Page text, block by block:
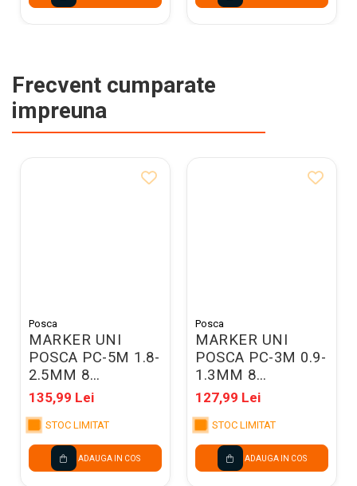
Frecvent cumparate
impreuna
Posca
MARKER UNI
POSCA PC-5M 1.8-
2.5MM 8
CULORI/SET
M1486
135,99 Lei
STOC LIMITAT
ADAUGA IN COS
Posca
MARKER UNI
POSCA PC-3M 0.9-
1.3MM 8
CULORI/SET
M1483
127,99 Lei
STOC LIMITAT
ADAUGA IN COS